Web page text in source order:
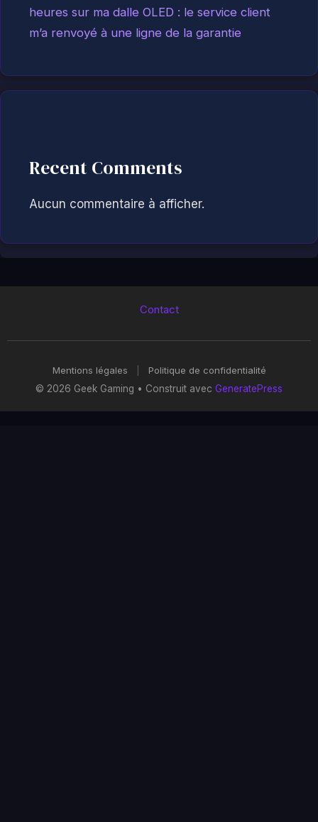
heures sur ma dalle OLED : le service client
m’a renvoyé à une ligne de la garantie
Recent Comments
Aucun commentaire à afficher.
Contact
Mentions légales
Politique de confidentialité
© 2026 Geek Gaming • Construit avec GeneratePress